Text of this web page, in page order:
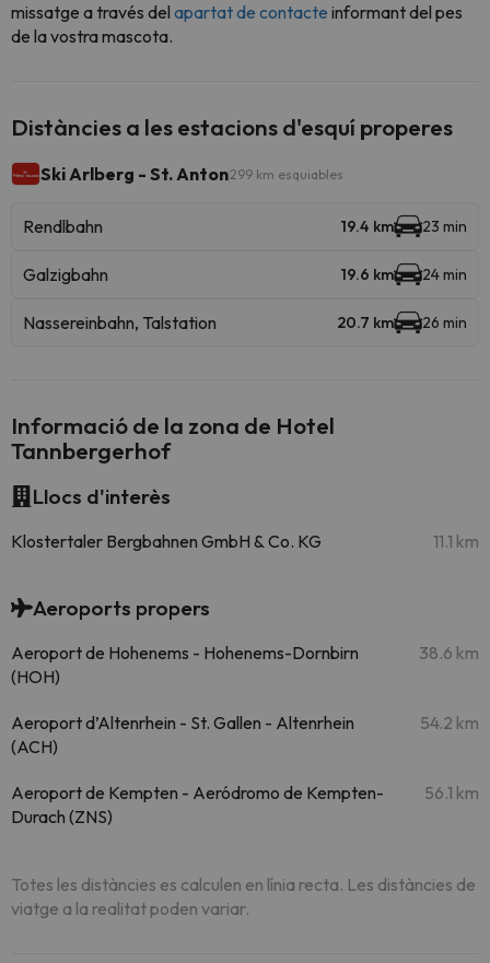
missatge a través del apartat de contacte informant del pes
de la vostra mascota.
Distàncies a les estacions d'esquí properes
Ski Arlberg - St. Anton299 km esquiables
Rendlbahn 19.4 km 23 min
Galzigbahn 19.6 km 24 min
Nassereinbahn, Talstation 20.7 km 26 min
Informació de la zona de Hotel
Tannbergerhof
Llocs d'interès
Klostertaler Bergbahnen GmbH & Co. KG 11.1 km
Aeroports propers
Aeroport de Hohenems - Hohenems-Dornbirn
(HOH)
38.6 km
Aeroport d’Altenrhein - St. Gallen - Altenrhein
(ACH)
54.2 km
Aeroport de Kempten - Aeródromo de Kempten-
Durach (ZNS)
56.1 km
Totes les distàncies es calculen en línia recta. Les distàncies de
viatge a la realitat poden variar.